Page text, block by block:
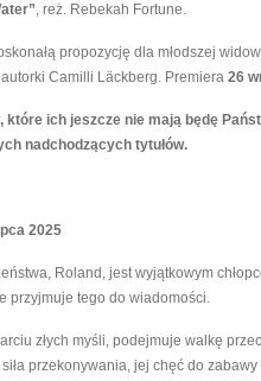
, reż. Rebekah Fortune.
propozycję dla młodszej
Camilli Läckberg. Premiera 26
ich jeszcze nie mają będę
nadchodzących tytułów.
2025
Roland, jest wyjątkowym
przyjmuje tego do wiadomości.
złych myśli, podejmuje walkę
przekonywania, jej chęć do